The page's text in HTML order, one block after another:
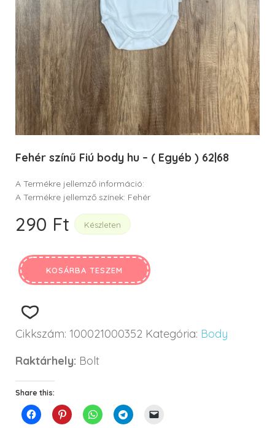
Fehér színű Fiú body hu – ( Egyéb ) 62|68
A Termékre jellemző információ:
A Termékre jellemző színek: Fehér
290 Ft Készleten
KOSÁRBA TESZEM
Cikkszám: 100021000352 Kategória: Body
Raktárhely: Bolt
Share this: